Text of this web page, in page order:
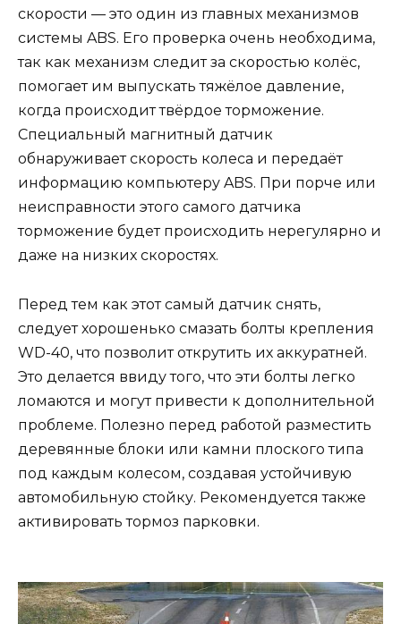
скорости — это один из главных механизмов
системы ABS. Его проверка очень необходима,
так как механизм следит за скоростью колёс,
помогает им выпускать тяжёлое давление,
когда происходит твёрдое торможение.
Специальный магнитный датчик
обнаруживает скорость колеса и передаёт
информацию компьютеру ABS. При порче или
неисправности этого самого датчика
торможение будет происходить нерегулярно и
даже на низких скоростях.
Перед тем как этот самый датчик снять,
следует хорошенько смазать болты крепления
WD-40, что позволит открутить их аккуратней.
Это делается ввиду того, что эти болты легко
ломаются и могут привести к дополнительной
проблеме. Полезно перед работой разместить
деревянные блоки или камни плоского типа
под каждым колесом, создавая устойчивую
автомобильную стойку. Рекомендуется также
активировать тормоз парковки.